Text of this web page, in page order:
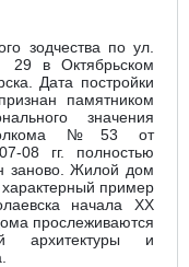
зодчества по ул.
29 в Октябрьском
Дата постройки
памятником
значения
№53 от
08 гг. полностью
заново. Жилой дом
пример
начала XX
прослеживаются
архитектуры и